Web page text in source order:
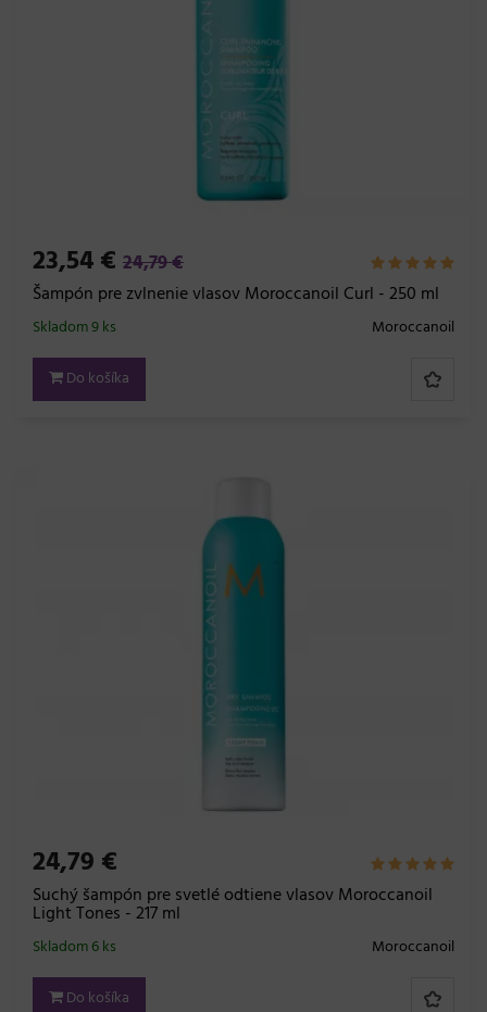
23,54 € 24,79 €
Šampón pre zvlnenie vlasov Moroccanoil Curl - 250 ml
Moroccanoil
Skladom 9 ks
Do košíka
24,79 €
Suchý šampón pre svetlé odtiene vlasov Moroccanoil
Light Tones - 217 ml
Moroccanoil
Skladom 6 ks
Do košíka